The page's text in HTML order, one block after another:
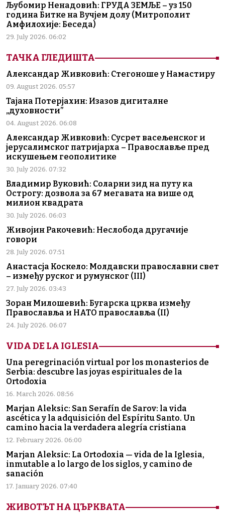
Љубомир Ненадовић: ГРУДА ЗЕМЉЕ – уз 150
година Битке на Вучјем долу (Митрополит
Амфилохије: Беседа)
29. July 2026. 06:02
ТАЧКА ГЛЕДИШТА
Александар Живковић: Стегоноше у Намастиру
09. August 2026. 05:57
Тајана Потерјахин: Изазов дигиталне
„духовности”
04. August 2026. 06:08
Александар Живковић: Сусрет васељенског и
јерусалимског патријарха – Православље пред
искушењем геополитике
30. July 2026. 07:32
Владимир Вуковић: Соларни зид на путу ка
Острогу: дозвола за 67 мегавата на више од
милион квадрата
30. July 2026. 06:03
Живојин Ракочевић: Неслобода другачије
говори
28. July 2026. 07:51
Анастасја Коскело: Молдавски православни свет
– између руског и румунског (III)
27. July 2026. 03:43
Зоран Милошевић: Бугарска црква између
Православља и НАТО православља (II)
24. July 2026. 06:07
VIDA DE LA IGLESIA
Una peregrinación virtual por los monasterios de
Serbia: descubre las joyas espirituales de la
Ortodoxia
16. March 2026. 08:56
Marjan Aleksic: San Serafín de Sarov: la vida
ascética y la adquisición del Espíritu Santo. Un
camino hacia la verdadera alegría cristiana
12. February 2026. 06:00
Marjan Aleksic: La Ortodoxia — vida de la Iglesia,
inmutable a lo largo de los siglos, y camino de
sanación
17. January 2026. 07:40
ЖИВОТЪТ НА ЦЪРКВАТА